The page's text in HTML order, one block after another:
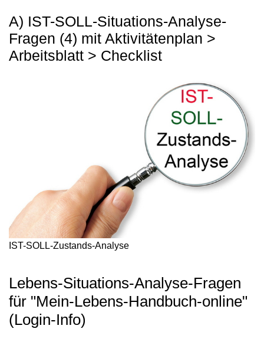
A) IST-SOLL-Situations-Analyse-
Fragen (4) mit Aktivitätenplan >
Arbeitsblatt > Checklist
IST-SOLL-Zustands-Analyse
Lebens-Situations-Analyse-Fragen
für "Mein-Lebens-Handbuch-online"
(Login-Info)